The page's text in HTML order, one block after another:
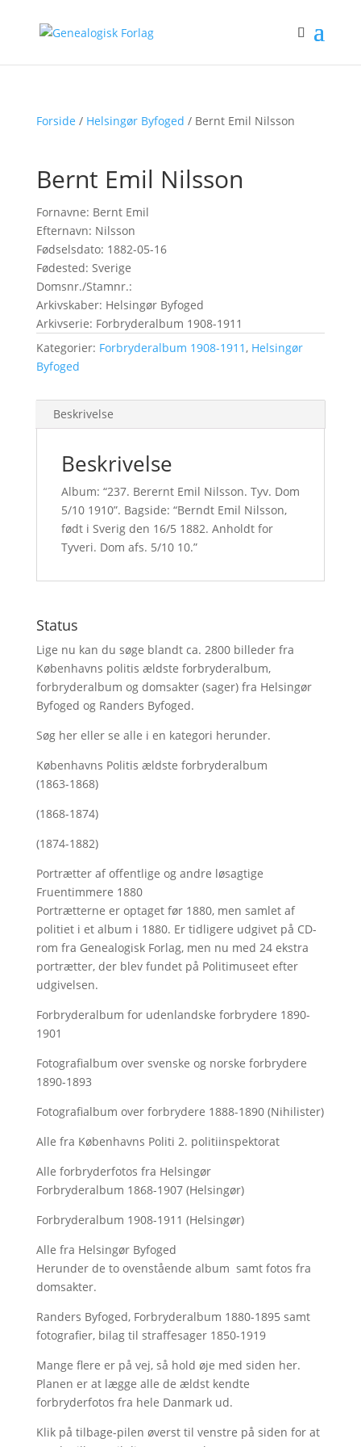
Forside / Helsingør Byfoged / Bernt Emil Nilsson
Bernt Emil Nilsson
Fornavne: Bernt Emil
Efternavn: Nilsson
Fødselsdato: 1882-05-16
Fødested: Sverige
Domsnr./Stamnr.:
Arkivskaber: Helsingør Byfoged
Arkivserie: Forbryderalbum 1908-1911
Kategorier: Forbryderalbum 1908-1911, Helsingør
Byfoged
Beskrivelse
Beskrivelse
Album: “237. Berernt Emil Nilsson. Tyv. Dom
5/10 1910”. Bagside: “Berndt Emil Nilsson,
født i Sverig den 16/5 1882. Anholdt for
Tyveri. Dom afs. 5/10 10.”
Status
Lige nu kan du søge blandt ca. 2800 billeder fra
Københavns politis ældste forbryderalbum,
forbryderalbum og domsakter (sager) fra Helsingør
Byfoged og Randers Byfoged.
Søg hereller se alle i en kategori herunder.
Københavns Politis ældste forbryderalbum
(1863-1868)
(1868-1874)
(1874-1882)
Portrætter af offentlige og andre løsagtige
Fruentimmere 1880
Portrætterne er optaget før 1880, men samlet af
politiet i et album i 1880. Er tidligere udgivet på CD-
rom fra Genealogisk Forlag, men nu med 24 ekstra
portrætter, der blev fundet på Politimuseet efter
udgivelsen.
Forbryderalbum for udenlandske forbrydere 1890-
1901
Fotografialbum over svenske og norske forbrydere
1890-1893
Fotografialbum over forbrydere 1888-1890 (Nihilister)
Alle fra Københavns Politi 2. politiinspektorat
Alle forbryderfotos fra Helsingør
Forbryderalbum 1868-1907 (Helsingør)
Forbryderalbum 1908-1911 (Helsingør)
Alle fra Helsingør Byfoged
Herunder de to ovenstående album samt fotos fra
domsakter.
Randers Byfoged, Forbryderalbum 1880-1895 samt
fotografier, bilag til straffesager 1850-1919
Mange flere er på vej, så hold øje med siden her.
Planen er at lægge alle de ældst kendte
forbryderfotos fra hele Danmark ud.
Klik på tilbage-pilen øverst til venstre på siden for at